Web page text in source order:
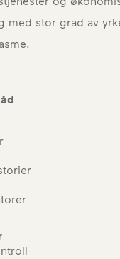
med stor grad av